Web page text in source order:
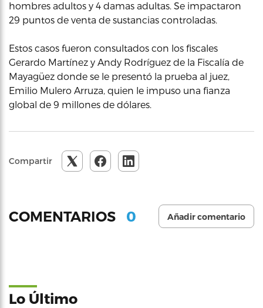
hombres adultos y 4 damas adultas. Se impactaron
29 puntos de venta de sustancias controladas.
Estos casos fueron consultados con los fiscales
Gerardo Martínez y Andy Rodríguez de la Fiscalía de
Mayagüez donde se le presentó la prueba al juez,
Emilio Mulero Arruza, quien le impuso una fianza
global de 9 millones de dólares.
Compartir
COMENTARIOS 0 Añadir comentario
Lo Último